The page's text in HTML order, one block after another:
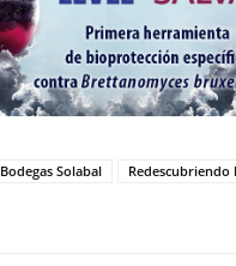
Bodegas Solabal